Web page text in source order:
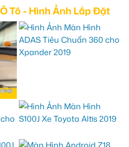
Tô - Hình Ảnh Lắp Đặt